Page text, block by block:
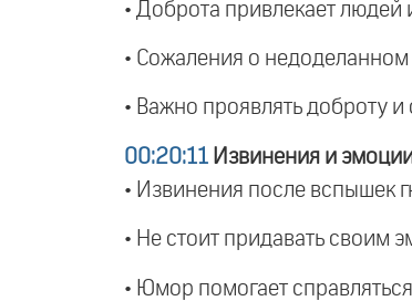
• Доброта привлекает
• Сожаления о недоделанном
• Важно проявлять доброту
00:20:11 Извинения и
• Извинения после вспышек
• Не стоит придавать своим
• Юмор помогает